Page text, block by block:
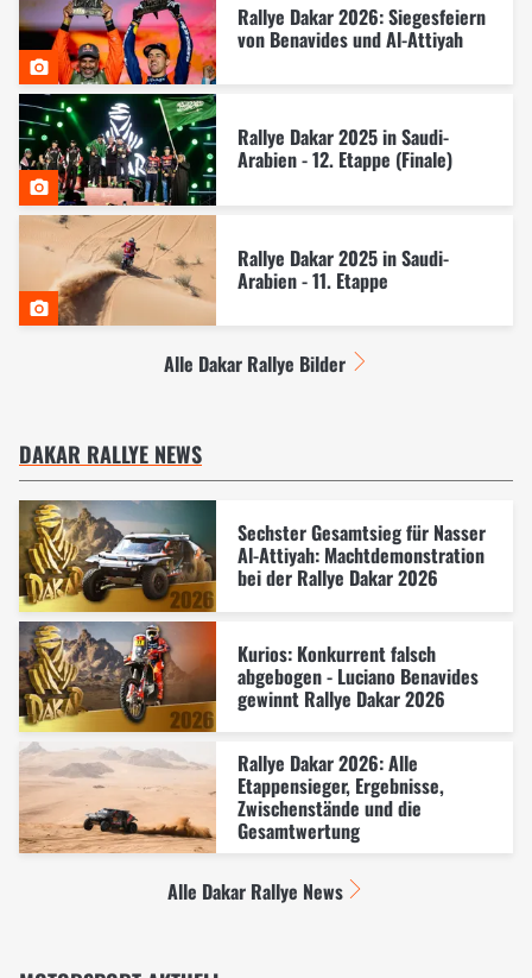
Rallye Dakar 2026: Siegesfeiern
von Benavides und Al-Attiyah
Rallye Dakar 2025 in Saudi-
Arabien - 12. Etappe (Finale)
Rallye Dakar 2025 in Saudi-
Arabien - 11. Etappe
Alle Dakar Rallye Bilder
DAKAR RALLYE NEWS
Sechster Gesamtsieg für Nasser
Al-Attiyah: Machtdemonstration
bei der Rallye Dakar 2026
Kurios: Konkurrent falsch
abgebogen - Luciano Benavides
gewinnt Rallye Dakar 2026
Rallye Dakar 2026: Alle
Etappensieger, Ergebnisse,
Zwischenstände und die
Gesamtwertung
Alle Dakar Rallye News